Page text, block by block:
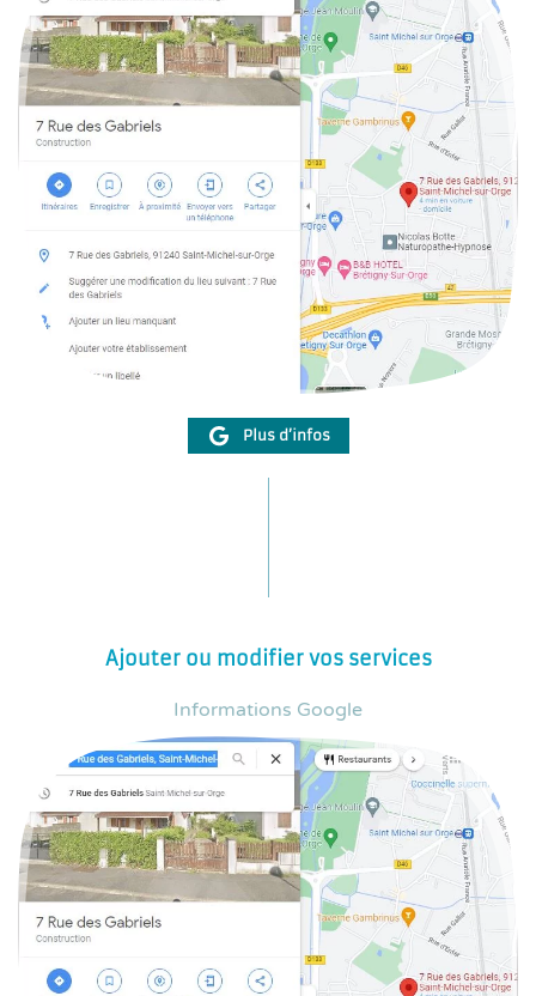
Plus d’infos
Ajouter ou modifier vos services
Informations Google